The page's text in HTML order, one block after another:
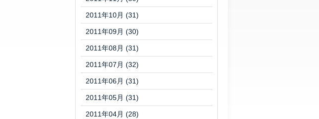
2011年10月 (31)
2011年09月 (30)
2011年08月 (31)
2011年07月 (32)
2011年06月 (31)
2011年05月 (31)
2011年04月 (28)